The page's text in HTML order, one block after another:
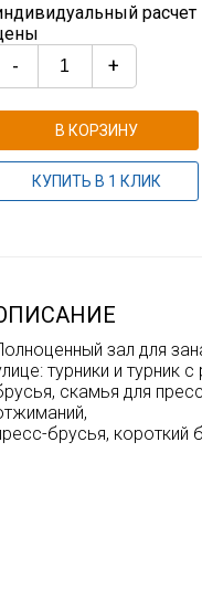
расчет
- +
В КОРЗИНУ
КУПИТЬ В 1 КЛИК
зал для
турники и турник
скамья для
брусья, короткий